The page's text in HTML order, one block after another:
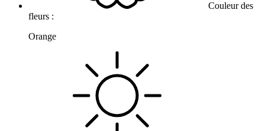
Couleur des
fleurs :
Orange